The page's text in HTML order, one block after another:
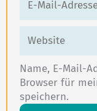
Mail-
Adresse*
Name, E-Mail-
Browser für
speichern.